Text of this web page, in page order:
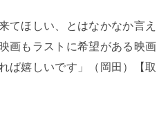
てほしい、とはなかなか言え
画もラストに希望がある映画
ば嬉しいです」（岡田）【取